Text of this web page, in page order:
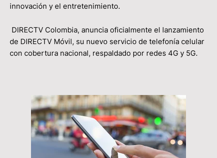
innovación y el entretenimiento.
DIRECTV Colombia, anuncia oficialmente el lanzamiento
de DIRECTV Móvil, su nuevo servicio de telefonía celular
con cobertura nacional, respaldado por redes 4G y 5G.